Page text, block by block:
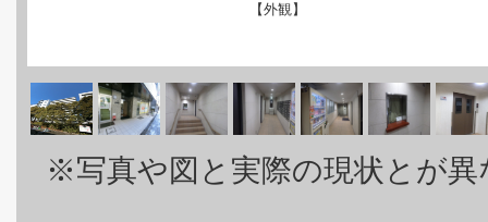
【外観】
※写真や図と実際の現状とが